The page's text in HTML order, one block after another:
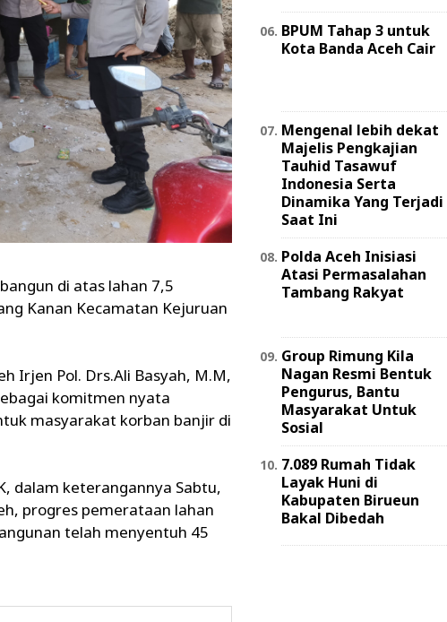
di atas lahan 7,5
Kanan Kecamatan Kejuruan
Irjen Pol. Drs.Ali Basyah, M.M,
komitmen nyata
masyarakat korban banjir di
dalam keterangannya Sabtu,
progres pemerataan lahan
telah menyentuh 45
BPUM Tahap 3 untuk
Kota Banda Aceh Cair
Mengenal lebih dekat
Majelis Pengkajian
Tauhid Tasawuf
Indonesia Serta
Dinamika Yang Terjadi
Saat Ini
Polda Aceh Inisiasi
Atasi Permasalahan
Tambang Rakyat
Group Rimung Kila
Nagan Resmi Bentuk
Pengurus, Bantu
Masyarakat Untuk
Sosial
7.089 Rumah Tidak
Layak Huni di
Kabupaten Birueun
Bakal Dibedah